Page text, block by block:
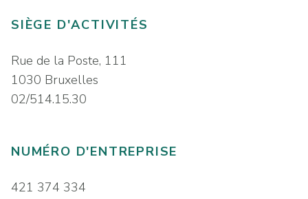
SIÈGE D'ACTIVITÉS
Rue de la Poste, 111
1030 Bruxelles
02/514.15.30
NUMÉRO D'ENTREPRISE
421 374 334